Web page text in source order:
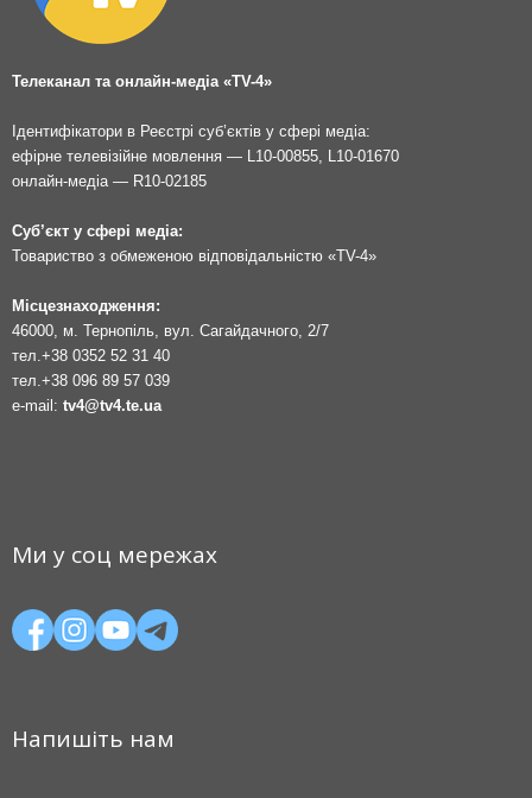
Телеканал та онлайн-медіа «TV-4»
Ідентифікатори в Реєстрі суб’єктів у сфері медіа:
ефірне телевізійне мовлення — L10-00855, L10-01670
онлайн-медіа — R10-02185
Суб’єкт у сфері медіа:
Товариство з обмеженою відповідальністю «TV-4»
Місцезнаходження:
46000, м. Тернопіль, вул. Сагайдачного, 2/7
тел. +38 0352 52 31 40
тел. +38 096 89 57 039
e-mail: tv4@tv4.te.ua
Ми у соц мережах
Напишіть нам